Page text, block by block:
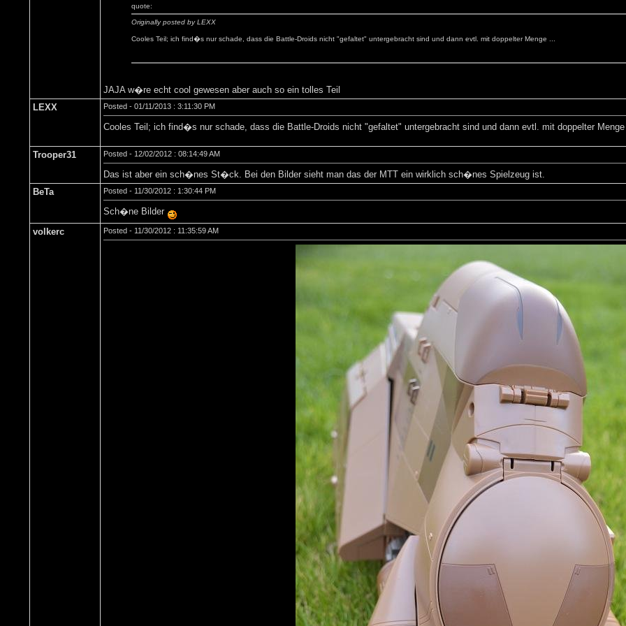
quote:
Originally posted by LEXX
Cooles Teil; ich find�s nur schade, dass die Battle-Droids nicht "gefaltet" untergebracht sind und dann evtl. mit doppelter Menge ...
JAJA w�re echt cool gewesen aber auch so ein tolles Teil
LEXX
Posted - 01/11/2013 : 3:11:30 PM
Cooles Teil; ich find�s nur schade, dass die Battle-Droids nicht "gefaltet" untergebracht sind und dann evtl. mit doppelter
Trooper31 Posted - 12/02/2012 : 08:14:49 AM
Das ist aber ein sch�nes St�ck. Bei den Bilder sieht man das der MTT ein wirklich sch�nes Spielzeug ist.
BeTa
Posted - 11/30/2012 : 1:30:44 PM
Sch�ne Bilder
volkerc
Posted - 11/30/2012 : 11:35:59 AM